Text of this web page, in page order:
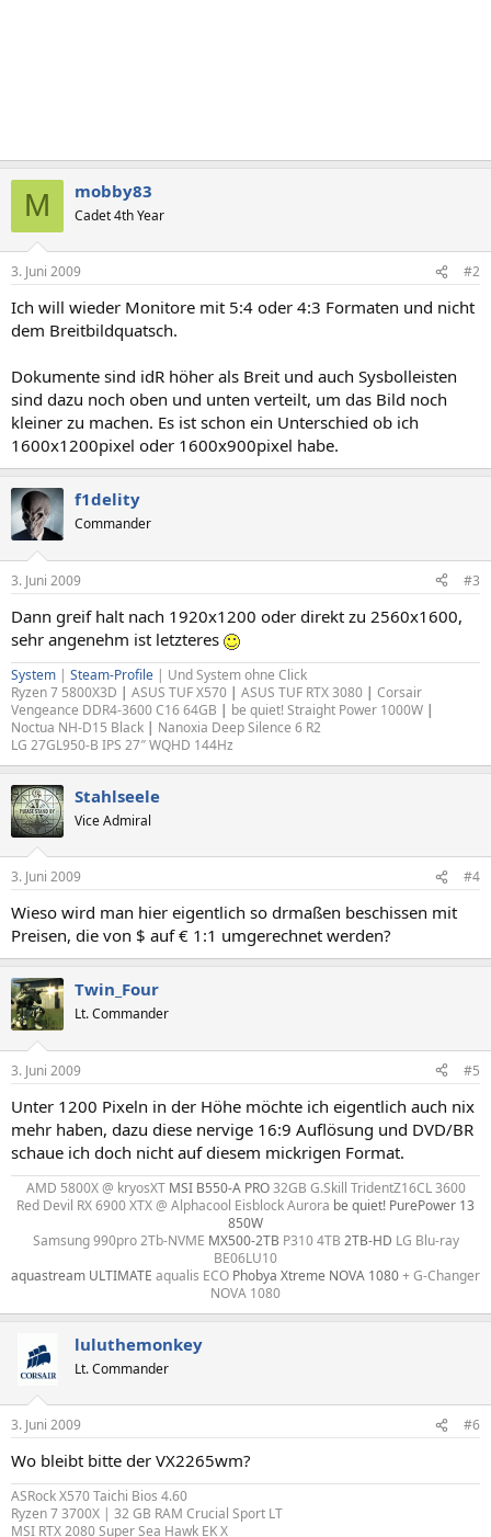
M mobby83
Cadet 4th Year
3. Juni 2009 #2
Ich will wieder Monitore mit 5:4 oder 4:3 Formaten und nicht
dem Breitbildquatsch.
Dokumente sind idR höher als Breit und auch Sysbolleisten
sind dazu noch oben und unten verteilt, um das Bild noch
kleiner zu machen. Es ist schon ein Unterschied ob ich
1600x1200pixel oder 1600x900pixel habe.
f1delity
Commander
3. Juni 2009 #3
Dann greif halt nach 1920x1200 oder direkt zu 2560x1600,
sehr angenehm ist letzteres
System | Steam-Profile | Und System ohne Click
Ryzen 7 5800X3D | ASUS TUF X570 | ASUS TUF RTX 3080 | Corsair
Vengeance DDR4-3600 C16 64GB | be quiet! Straight Power 1000W |
Noctua NH-D15 Black | Nanoxia Deep Silence 6 R2
LG 27GL950-B IPS 27″ WQHD 144Hz
Stahlseele
Vice Admiral
3. Juni 2009 #4
Wieso wird man hier eigentlich so drmaßen beschissen mit
Preisen, die von $ auf € 1:1 umgerechnet werden?
Twin_Four
Lt. Commander
3. Juni 2009 #5
Unter 1200 Pixeln in der Höhe möchte ich eigentlich auch nix
mehr haben, dazu diese nervige 16:9 Auflösung und DVD/BR
schaue ich doch nicht auf diesem mickrigen Format.
AMD 5800X @ kryosXT MSI B550-A PRO32GB G.Skill TridentZ16CL 3600
Red Devil RX 6900 XTX @ Alphacool Eisblock Aurora be quiet! PurePower 13
850W
Samsung 990pro 2Tb-NVME MX500-2TB P310 4TB 2TB-HD LG Blu-ray
BE06LU10
aquastream ULTIMATE aqualis ECO Phobya Xtreme NOVA 1080+ G-Changer
NOVA 1080​
luluthemonkey
Lt. Commander
3. Juni 2009 #6
Wo bleibt bitte der VX2265wm?
ASRock X570 Taichi Bios 4.60
Ryzen 7 3700X | 32 GB RAM Crucial Sport LT
MSI RTX 2080 Super Sea Hawk EK X